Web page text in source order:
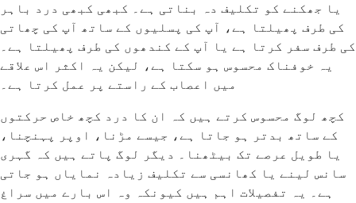
یا جھکنے کو تکلیف دہ بناتی ہے۔ کبھی کبھی درد باہر
کی طرف پھیلتا ہے، آپ کی پسلیوں کے ساتھ آپ کی چھاتی
کی طرف سفر کرتا ہے یا آپ کے کندھوں کی طرف پھیلتا ہے۔
یہ خوفناک محسوس ہو سکتا ہے، لیکن یہ اکثر اس علاقے
میں اعصاب کے راستے پر عمل کرتا ہے۔
کچھ لوگ محسوس کرتے ہیں کہ ان کا درد کچھ خاص حرکتوں
کے ساتھ بدتر ہو جاتا ہے، جیسے مڑنا، اوپر پہنچنا،
یا طویل عرصے تک بیٹھنا۔ دیگر لوگ پاتے ہیں کہ گہری
سانس لینے یا کھانسی سے تکلیف زیادہ نمایاں ہو جاتی
ہے۔ یہ تفصیلات اہم ہیں کیونکہ وہ اس بارے میں سراغ